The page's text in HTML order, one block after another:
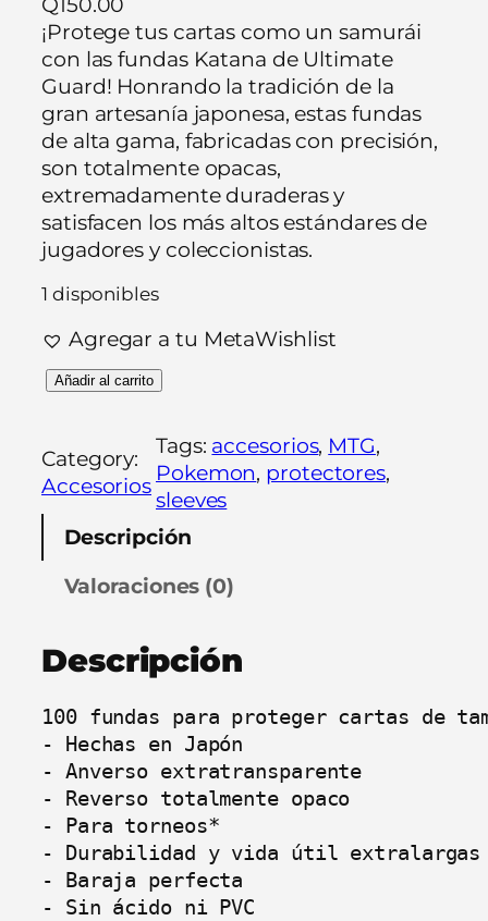
¡Protege tus cartas como un samurái
con las fundas Katana de Ultimate
Guard! Honrando la tradición de la
gran artesanía japonesa, estas fundas
de alta gama, fabricadas con precisión,
son totalmente opacas,
extremadamente duraderas y
satisfacen los más altos estándares de
jugadores y coleccionistas.
1 disponibles
Agregar a tu MetaWishlist
P
t
e
c
s
l
Añadir al carrito
Category:
Accesorios
Tags: accesorios, MTG
Pokemon, protectores
sleeves
Descripción
Valoraciones (0)
Descripción
100 fundas para proteger cartas de
- Hechas en Japón
- Anverso extratransparente
- Reverso totalmente opaco
- Para torneos*
- Durabilidad y vida útil extralargas
- Baraja perfecta
- Sin ácido ni PVC